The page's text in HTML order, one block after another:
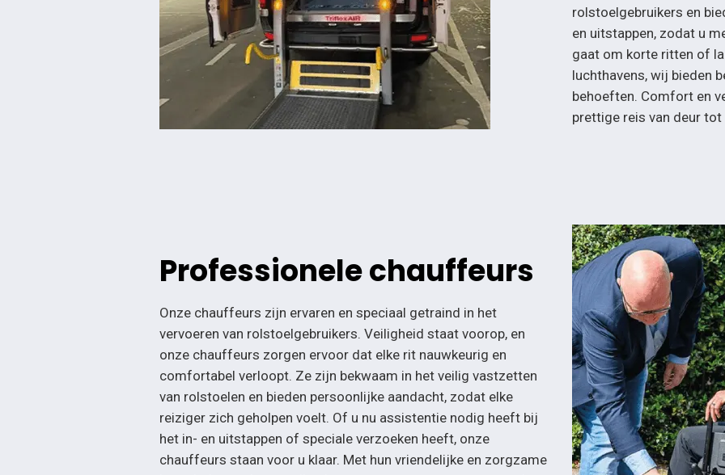
rolstoelgebruikers en
en uitstappen, zodat u
gaat om korte ritten of
luchthavens, wij bieden
behoeften. Comfort en
prettige reis van deur tot
Professionele chauffeurs
Onze chauffeurs zijn ervaren en speciaal getraind in het
vervoeren van rolstoelgebruikers. Veiligheid staat voorop, en
onze chauffeurs zorgen ervoor dat elke rit nauwkeurig en
comfortabel verloopt. Ze zijn bekwaam in het veilig vastzetten
van rolstoelen en bieden persoonlijke aandacht, zodat elke
reiziger zich geholpen voelt. Of u nu assistentie nodig heeft bij
het in- en uitstappen of speciale verzoeken heeft, onze
chauffeurs staan voor u klaar. Met hun vriendelijke en zorgzame